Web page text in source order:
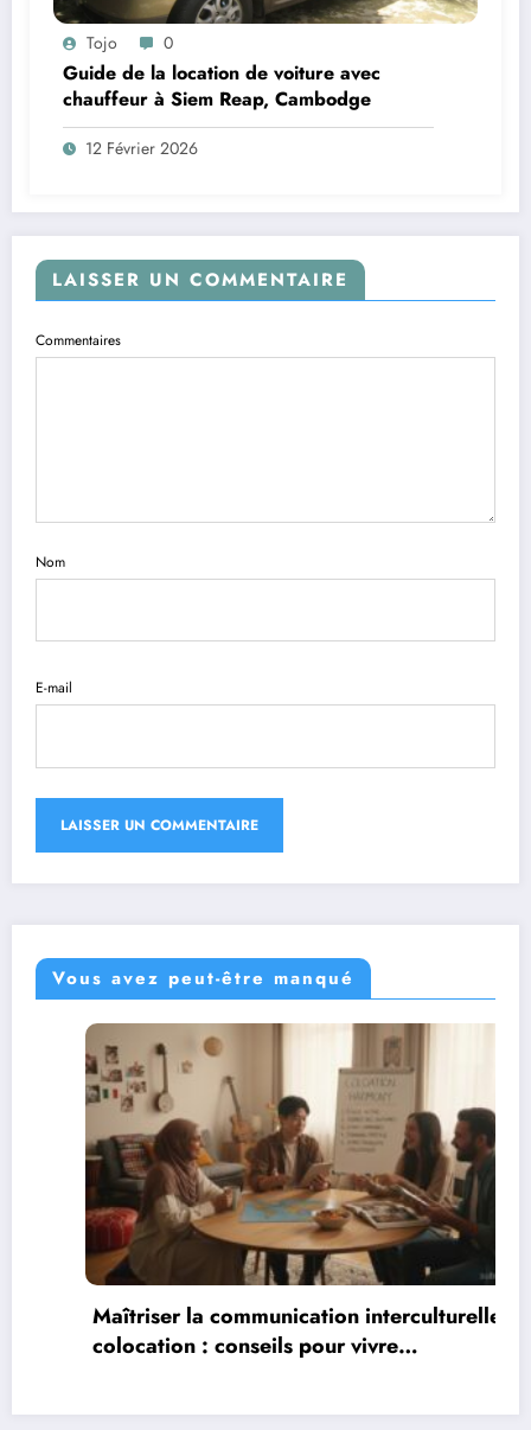
Tojo 0
Guide de la location de voiture avec
chauffeur à Siem Reap, Cambodge
12 Février 2026
LAISSER UN COMMENTAIRE
Commentaires
Nom
E-mail
Vous avez peut-être manqué
Maîtriser la communication interculturelle en
colocation : conseils pour vivre